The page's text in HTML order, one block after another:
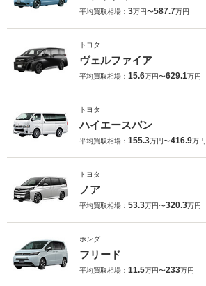
平均買取相場： 3万円〜587.7万円
トヨタ
ヴェルファイア
平均買取相場： 15.6万円〜629.1万円
トヨタ
ハイエースバン
平均買取相場： 155.3万円〜416.9万円
トヨタ
ノア
平均買取相場： 53.3万円〜320.3万円
ホンダ
フリード
平均買取相場： 11.5万円〜233万円